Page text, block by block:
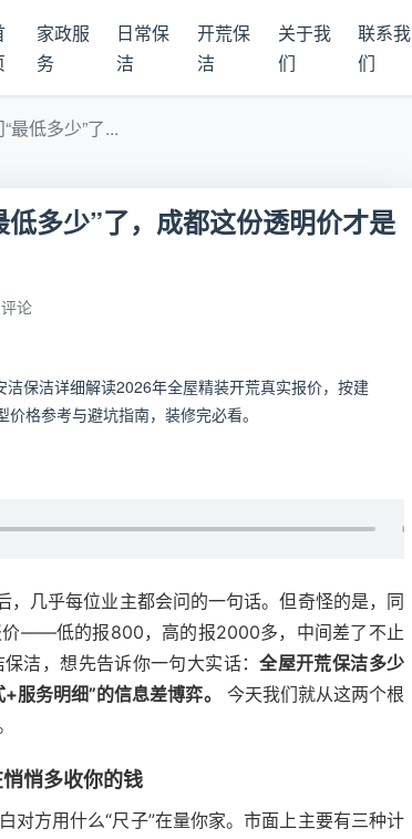
家政服
务
日常保
洁
开荒保
洁
关于我
们
联系我
们
最低多少”了...
多少”了，成都这份透明价才是
评论
保洁详细解读2026年全屋精装开荒真实报价，按建
格参考与避坑指南，装修完必看。
，几乎每位业主都会问的一句话。但奇怪的是，同
价——低的报800，高的报2000多，中间差了不止
洁，想先告诉你一句大实话：全屋开荒保洁多少
服务明细”的信息差博弈。
今天我们就从这两个根
悄多收你的钱
对方用什么“尺子”在量你家。市面上主要有三种计